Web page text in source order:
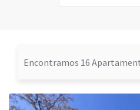
Encontramos 16